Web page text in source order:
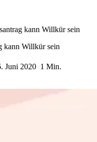
kann Willkür sein
kann Willkür sein
Juni 2020 1 Min.